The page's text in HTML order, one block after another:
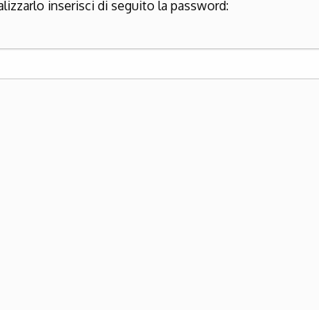
inserisci di seguito la password: